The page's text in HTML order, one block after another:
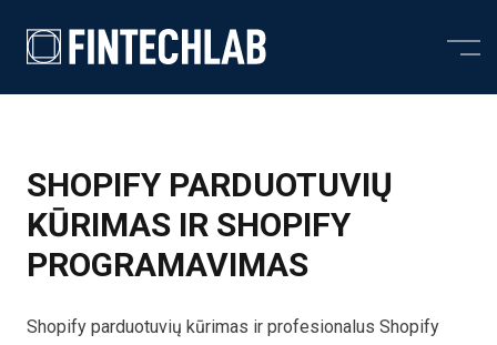
SHOPIFY PARDUOTUVIŲ
KŪRIMAS IR SHOPIFY
PROGRAMAVIMAS
Shopify parduotuvių kūrimas ir profesionalus Shopify